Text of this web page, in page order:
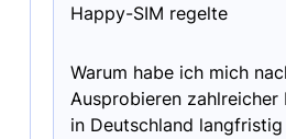
Happy-SIM regelte
Warum habe ich mich
Ausprobieren
in Deutschland